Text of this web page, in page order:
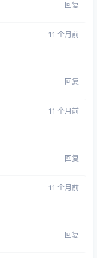
回复
11 个月前
回复
11 个月前
回复
11 个月前
回复